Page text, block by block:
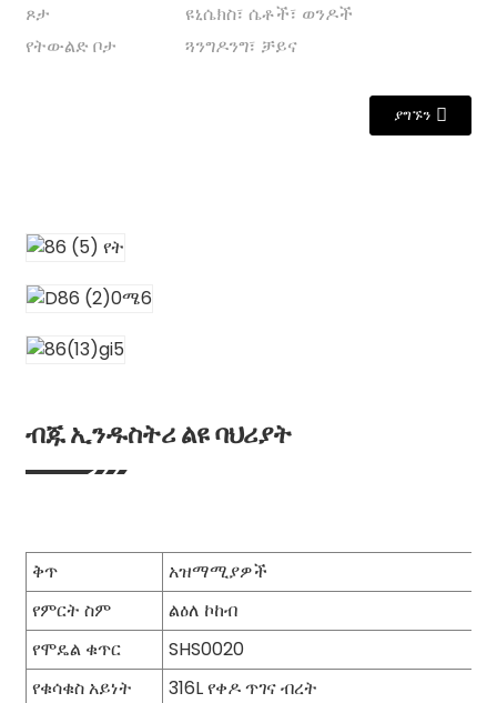
ጾታ
ዩኒሴክስ፣ ሴቶች፣ ወንዶች
የትውልድ ቦታ
ጓንግዶንግ፣ ቻይና
ያግኙን
ብጁ ኢንዱስትሪ ልዩ ባህሪያት
ቅጥ
አዝማሚያዎች
የምርት ስም
ልዕለ ኮከብ
የሞዴል ቁጥር
SHS0020
የቁሳቁስ አይነት
316L የቀዶ ጥገና ብረት